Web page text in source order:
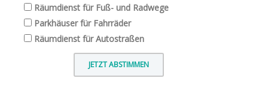
Räumdienst für Fuß- und Radwege
Parkhäuser für Fahrräder
Räumdienst für Autostraßen